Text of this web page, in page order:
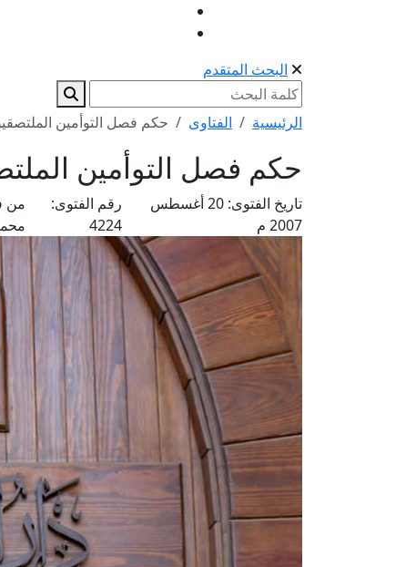
البحث المتقدم
الرئيسية الفتاوى حكم فصل التوأمين
حكم فصل التوأمين
تاريخ الفتوى:
20 أغسطس
2007 م
رقم الفتوى:
4224
من